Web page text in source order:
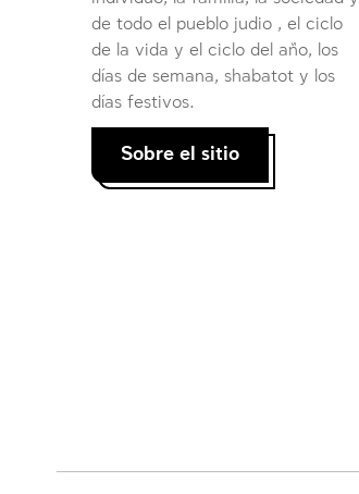
de todo el pueblo judio , el ciclo
de la vida y el ciclo del año, los
días de semana, shabatot y los
días festivos.
Sobre el sitio